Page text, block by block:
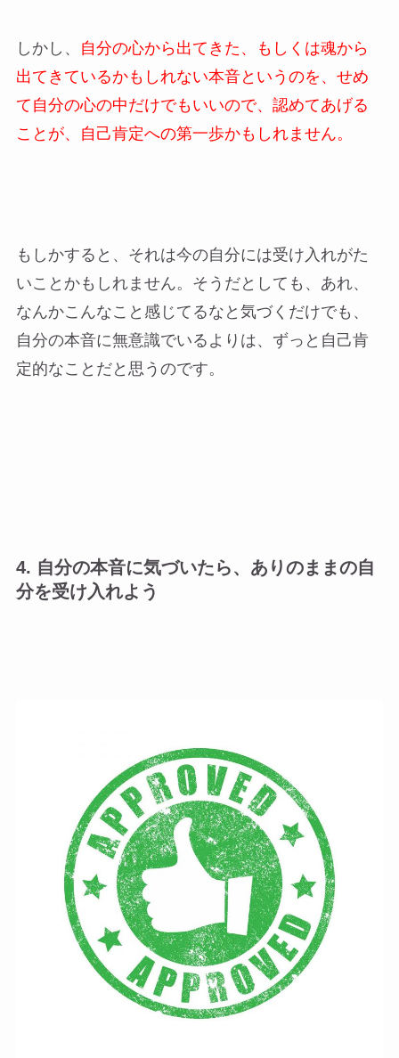
しかし、
自分の心から出てきた、もしくは魂から
出てきているかもしれない本音というのを、せめ
て自分の心の中だけでもいいので、認めてあげる
ことが、自己肯定への第一歩かもしれません。
もしかすると、それは今の自分には受け入れがた
いことかもしれません。そうだとしても、あれ、
なんかこんなこと感じてるなと気づくだけでも、
自分の本音に無意識でいるよりは、ずっと自己肯
定的なことだと思うのです。
4. 自分の本音に気づいたら、ありのままの自
分を受け入れよう